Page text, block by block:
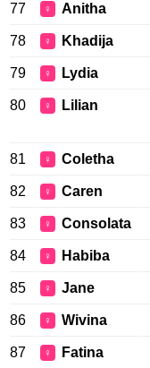
77 ♀ Anitha
78 ♀ Khadija
79 ♀ Lydia
80 ♀ Lilian
81 ♀ Coletha
82 ♀ Caren
83 ♀ Consolata
84 ♀ Habiba
85 ♀ Jane
86 ♀ Wivina
87 ♀ Fatina